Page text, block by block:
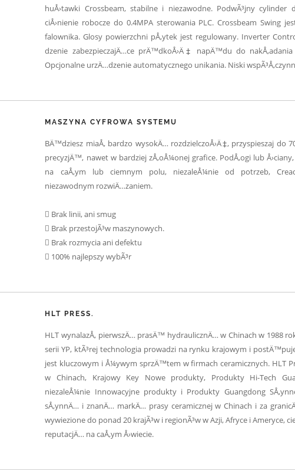
huÅ›tawki Crossbeam, stabilne i niezawodne. PodwÃ³jny cylinder
ciÅ›nienie robocze do 0.4MPA sterowania PLC. Crossbeam Swing
falownika. Glosy powierzchni pÅ‚ytek jest regulowany. Inverter
dzenie zabezpieczajÄ…ce prÄ™dkoÅ›Ä‡ napÄ™du do
Opcjonalne urzÄ…dzenie automatycznego unikania. Niski
MASZYNA CYFROWA SYSTEMU
BÄ™dziesz miaÅ‚ bardzo wysokÄ… rozdzielczoÅ›Ä‡, przyspieszaj do
precyzjÄ™, nawet w bardziej zÅ‚oÅ¼onej grafice. PodÅ‚ogi lub
na caÅ‚ym lub ciemnym polu, niezaleÅ¼nie od potrzeb,
niezawodnym rozwiÄ…zaniem.
Brak linii, ani smug
Brak przestojÃ³w maszynowych.
Brak rozmycia ani defektu
100% najlepszy wybÃ³r
HLT PRESS.
HLT wynalazÅ‚ pierwszÄ… prasÄ™ hydraulicznÄ… w Chinach w 1988
serii YP, ktÃ³rej technologia prowadzi na rynku krajowym i
jest kluczowym i Å¼ywym sprzÄ™tem w firmach ceramicznych. HLT
w Chinach, Krajowy Key Nowe produkty, Produkty Hi-Tech
niezaleÅ¼nie Innowacyjne produkty i Produkty Guangdong
sÅ‚ynnÄ… i znanÄ… markÄ… prasy ceramicznej w Chinach i za
wywiezione do ponad 20 krajÃ³w i regionÃ³w w Azji, Afryce i Ameryce,
reputacjÄ… na caÅ‚ym Å›wiecie.